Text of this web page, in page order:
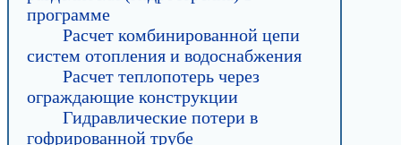
программе
Расчет комбинированной цепи
систем отопления и водоснабжения
Расчет теплопотерь через
ограждающие конструкции
Гидравлические потери в
гофрированной трубе